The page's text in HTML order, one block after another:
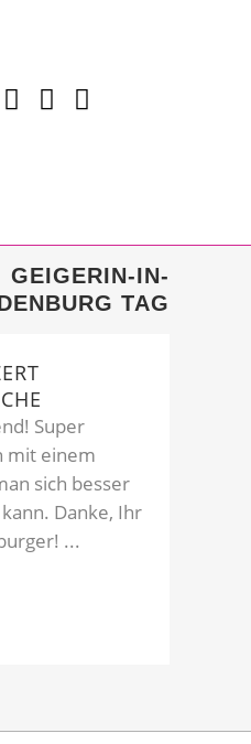
GEIGERIN-IN-
TAG
Super
mit einem
sich besser
Danke, Ihr
...